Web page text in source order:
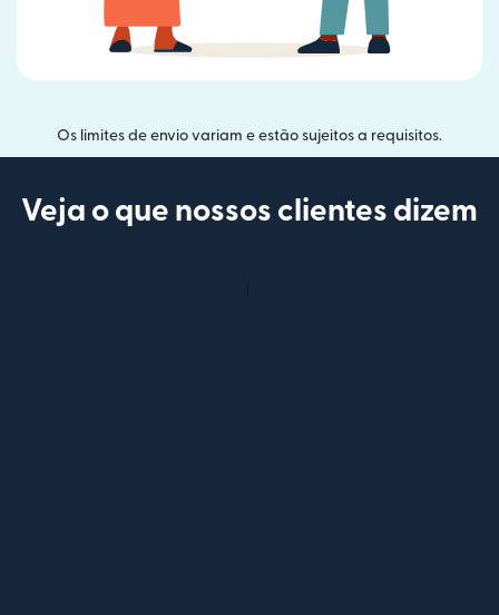
Os limites de envio variam e estão sujeitos a requisitos.
Veja o que nossos clientes dizem